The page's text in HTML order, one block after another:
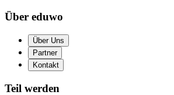
Über eduwo
Über Uns
Partner
Kontakt
Teil werden